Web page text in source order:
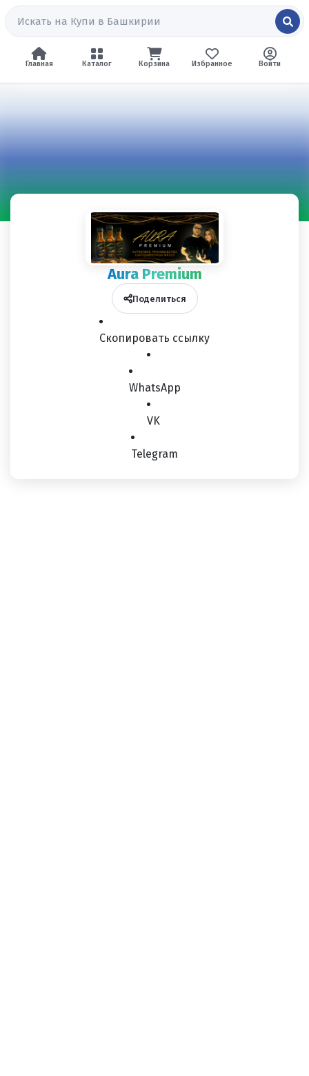
Главная Каталог Войти
Избранное
Корзина
Aura Premium
Поделиться
Скопировать ссылку
WhatsApp
VK
Telegram